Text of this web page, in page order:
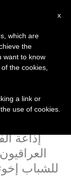
أساقفة
للشباب
x
which are
the
want to know
the cookies,
a link or
use of cookies.